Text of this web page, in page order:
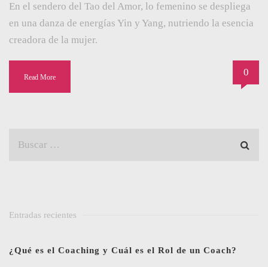
En el sendero del Tao del Amor, lo femenino se despliega
en una danza de energías Yin y Yang, nutriendo la esencia
creadora de la mujer.
Read More 0
Entradas recientes
¿Qué es el Coaching y Cuál es el Rol de un Coach?